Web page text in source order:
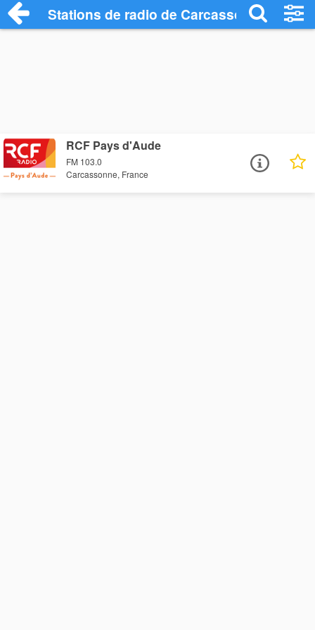
Stations de radio de Carcassonne
RCF Pays d'Aude
FM 103.0
Carcassonne, France